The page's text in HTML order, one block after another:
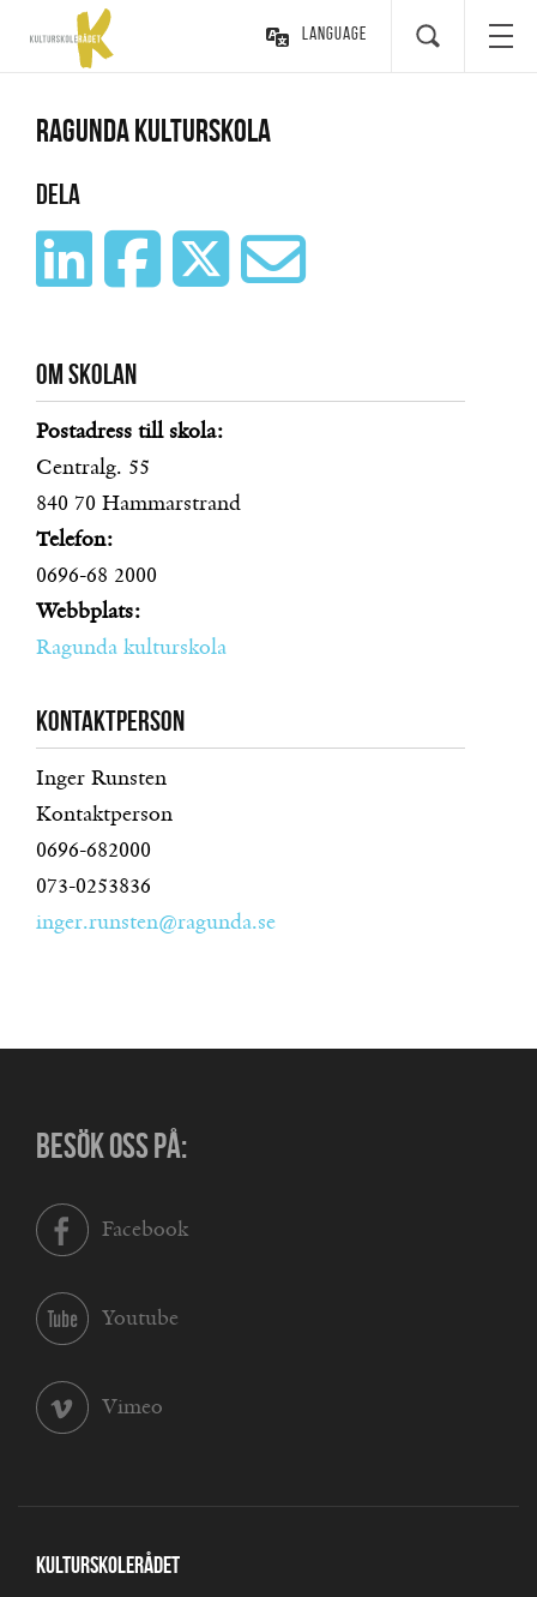
Language
Ragunda kulturskola
Dela
Om skolan
Postadress till skola:
Centralg. 55
840 70 Hammarstrand
Telefon:
0696-68 2000
Webbplats:
Ragunda kulturskola
Kontaktperson
Inger Runsten
Kontaktperson
0696-682000
073-0253836
inger.runsten@ragunda.se
BESÖK OSS PÅ:
Facebook
Youtube
Vimeo
Kulturskolerådet